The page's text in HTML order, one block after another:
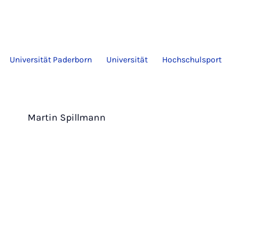
Universität Paderborn Universität Hochschulsport
Martin Spillmann